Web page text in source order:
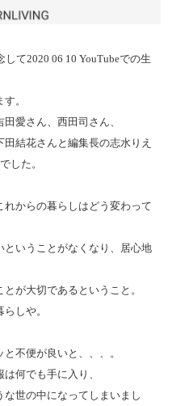
て2020 06 10 YouTubeでの生
。
愛さん、西田司さん、
結花さんと編集長の志水りえ
した。
れからの暮らしはどう変わって
いうことがなくなり、居心地
が大切であるということ。
しや。
不便が良いと、、、。
何でも手に入り、
世の中になってしまいまし